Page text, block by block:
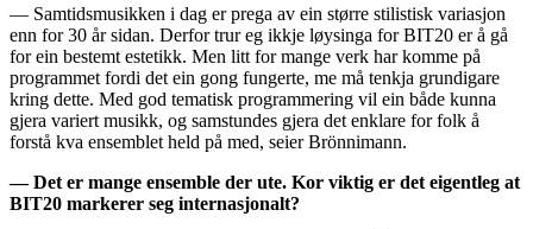
— Samtidsmusikken i dag er prega av ein større stilistisk variasjon
enn for 30 år sidan. Derfor trur eg ikkje løysinga for BIT20 er å gå
for ein bestemt estetikk. Men litt for mange verk har komme på
programmet fordi det ein gong fungerte, me må tenkja grundigare
kring dette. Med god tematisk programmering vil ein både kunna
gjera variert musikk, og samstundes gjera det enklare for folk å
forstå kva ensemblet held på med, seier Brönnimann.
— Det er mange ensemble der ute. Kor viktig er det eigentleg at
BIT20 markerer seg internasjonalt?